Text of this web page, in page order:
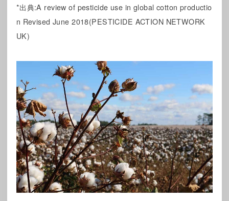
*出典:A review of pesticide use in global cotton productio
n Revised June 2018(PESTICIDE ACTION NETWORK
UK)